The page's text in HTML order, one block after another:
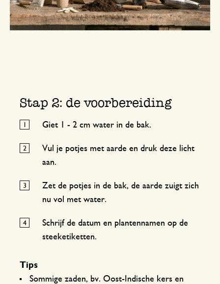
Stap 2: de voorbereiding
Giet 1 - 2 cm water in de bak.
Vul je potjes met aarde en druk deze licht
aan.
Zet de potjes in de bak, de aarde zuigt zich
nu vol met water.
Schrijf de datum en plantennamen op de
steeketiketten.
Tips
Sommige zaden, bv. Oost-Indische kers en